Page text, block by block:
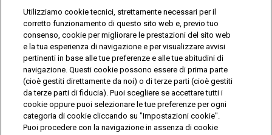
IL GIOCO È VIETATO AI MINORI E PUÒ CAUSARE
DIPENDENZA PATOLOGICA
© Copyright Sisal Italia S.p.A. - P.I. 02433760135
Privacy Cookies
Mappa
del
sito
Utilizziamo cookie tecnici, strettamente necessari per il
corretto funzionamento di questo sito web e, previo tuo
consenso, cookie per migliorare le prestazioni del sito web
e la tua esperienza di navigazione e per visualizzare avvisi
pertinenti in base alle tue preferenze e alle tue abitudini di
navigazione. Questi cookie possono essere di prima parte
(cioè gestiti direttamente da noi) o di terze parti (cioè gestiti
da terze parti di fiducia). Puoi scegliere se accettare tutti i
cookie oppure puoi selezionare le tue preferenze per ogni
categoria di cookie cliccando su "Impostazioni cookie".
Puoi procedere con la navigazione in assenza di cookie